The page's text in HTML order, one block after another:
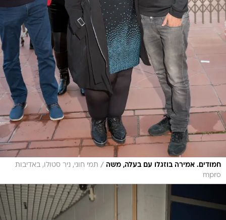
חמודים. אמירה בוזגלו עם בעלה, משה / תמי חוני, ניר סטולו, באדיבות
mpro